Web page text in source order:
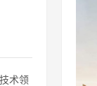
术领